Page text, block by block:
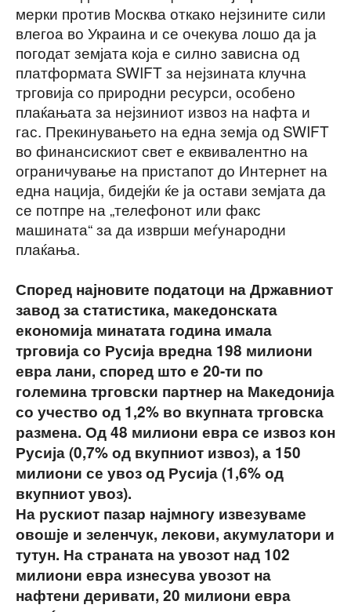
мерки против Москва откако нејзините сили
влегоа во Украина и се очекува лошо да ја
погодат земјата која е силно зависна од
платформата SWIFT за нејзината клучна
трговија со природни ресурси, особено
плаќањата за нејзиниот извоз на нафта и
гас. Прекинувањето на една земја од SWIFT
во финансискиот свет е еквивалентно на
ограничување на пристапот до Интернет на
една нација, бидејќи ќе ја остави земјата да
се потпре на „телефонот или факс
машината“ за да изврши меѓународни
плаќања.
Според најновите податоци на Државниот
завод за статистика, македонската
економија минатата година имала
трговија со Русија вредна 198 милиони
евра лани, според што е 20-ти по
големина трговски партнер на Македонија
со учество од 1,2% во вкупната трговска
размена. Од 48 милиони евра се извоз кон
Русија (0,7% од вкупниот извоз), а 150
милиони се увоз од Русија (1,6% од
вкупниот увоз).
На рускиот пазар најмногу извезуваме
овошје и зеленчук, лекови, акумулатори и
тутун. На страната на увозот над 102
милиони евра изнесува увозот на
нафтени деривати, 20 милиони евра